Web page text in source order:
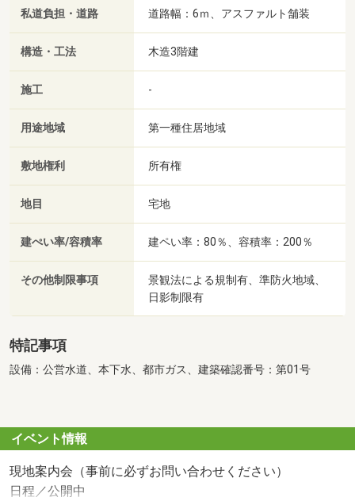
私道負担・道路 道路幅：6ｍ、アスファルト舗装
構造・工法 木造3階建
施工 -
用途地域 第一種住居地域
敷地権利 所有権
地目 宅地
建ぺい率/容積率 建ペい率：80％、容積率：200％
その他制限事項
景観法による規制有、準防火地域、
日影制限有
特記事項
設備：公営水道、本下水、都市ガス、建築確認番号：第01号
イベント情報
現地案内会（事前に必ずお問い合わせください）
日程／公開中